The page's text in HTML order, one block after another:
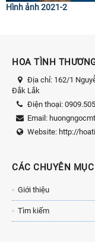
Hình ảnh 2021-2
HOA TÌNH
Địa chỉ: 162/1
Đắk Lắk
Điện thoại:
Email:
Website: http://
CÁC CHUYÊN
Giới thiệu
Tìm kiếm